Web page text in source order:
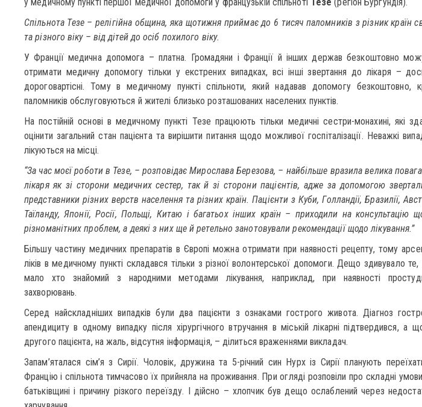
Спільнота Тезе – релігійна община, яка щотижня приймає до 6 тисяч паломників з різник країн
та різного віку – від дітей до осіб похилого віку.
У Франції медична допомога – платна. Громадяни і Франції й інших держав безкоштовно
отримати медичну допомогу тільки у екстрених випадках, всі інші звертання до лікаря –
дороговартісні. Тому в медичному пункті спільноти, який надавав допомогу безкоштовно,
паломників обслуговуються й жителі близько розташованих населених пунктів.
На постійній основі в медичному пункті Тезе працюють тільки медичні сестри-монахині, які
оцінити загальний стан пацієнта та вирішити питання щодо можливої госпіталізації. Неважкі
лікуються на місці.
“За час моєї роботи в Тезе, – розповідає Мирослава Березова, – найбільше вразила велика
лікаря як зі сторони медичних сестер, так й зі сторони пацієнтів, адже за допомогою
представники різних верств населення та різних країн. Пацієнти з Куби, Голландії, Бразилії,
Таїланду, Японії, Росії, Польщі, Китаю і багатьох інших країн – приходили на консультацію
різноманітних проблем, а деякі з них ще й ретельно занотовували рекомендації щодо лікування.”
Більшу частину медичних препаратів в Європі можна отримати при наявності рецепту, тому
ліків в медичному пункті складався тільки з різної волонтерської допомоги. Дещо здивувало
мало хто знайомий з народними методами лікування, наприклад, при наявності
захворювань.
Серед найскладніших випадків були два пацієнти з ознаками гострого живота. Діагноз
апендициту в одному випадку після хірургічного втручання в міській лікарні підтвердився, а
другого пацієнта, на жаль, відсутня інформація, – ділиться враженнями викладач.
Запам’яталася сім’я з Сирії. Чоловік, дружина та 5-річний син Нурх із Сирії планують
Францію і спільнота тимчасово їх прийняла на проживання. При огляді розповіли про складні
батьківщині і причину різкого переїзду. І дійсно – хлопчик був дещо ослаблений через